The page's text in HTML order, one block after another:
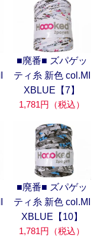
■廃番■ ズパゲッ
ティ糸 新色 col.MI
XBLUE【7】
1,781円（税込）
■廃番■ ズパゲッ
ティ糸 新色 col.MI
XBLUE【10】
1,781円（税込）